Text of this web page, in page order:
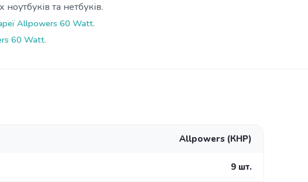
ноутбуків та нетбуків.
Allpowers 60 Watt.
60 Watt.
Allpowers (КНР)
9 шт.